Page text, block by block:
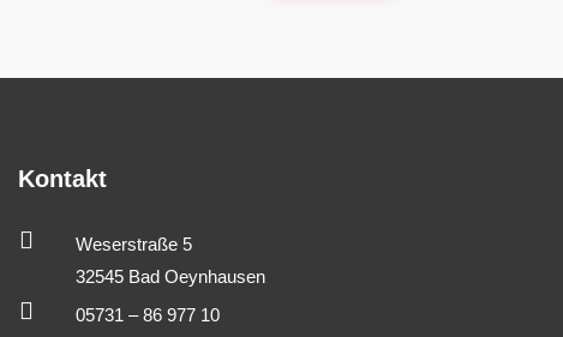
Kontakt

Weserstraße 5
32545 Bad Oeynhausen
 05731 – 86 977 10